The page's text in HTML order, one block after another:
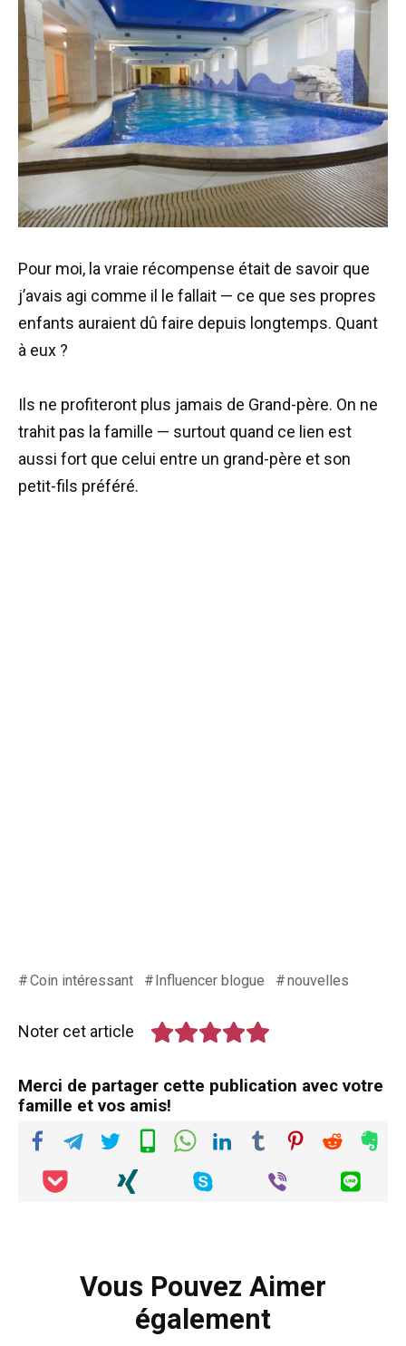
Pour moi, la vraie récompense était de savoir que
j’avais agi comme il le fallait — ce que ses propres
enfants auraient dû faire depuis longtemps. Quant
à eux ?
Ils ne profiteront plus jamais de Grand-père. On ne
trahit pas la famille — surtout quand ce lien est
aussi fort que celui entre un grand-père et son
petit-fils préféré.
Coin intéressant Influencer blogue nouvelles
Noter cet article
Merci de partager cette publication avec votre
famille et vos amis!
Vous Pouvez Aimer
également